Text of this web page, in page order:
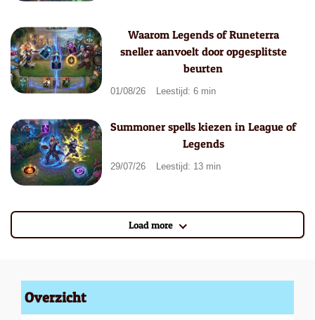
Waarom Legends of Runeterra
sneller aanvoelt door opgesplitste
beurten
01/08/26 Leestijd: 6 min
Summoner spells kiezen in League of
Legends
29/07/26 Leestijd: 13 min
Load more
Overzicht